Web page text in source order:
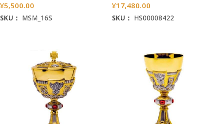
¥5,500.00
SKU： MSM_16S
¥17,480.00
SKU： HS00008422